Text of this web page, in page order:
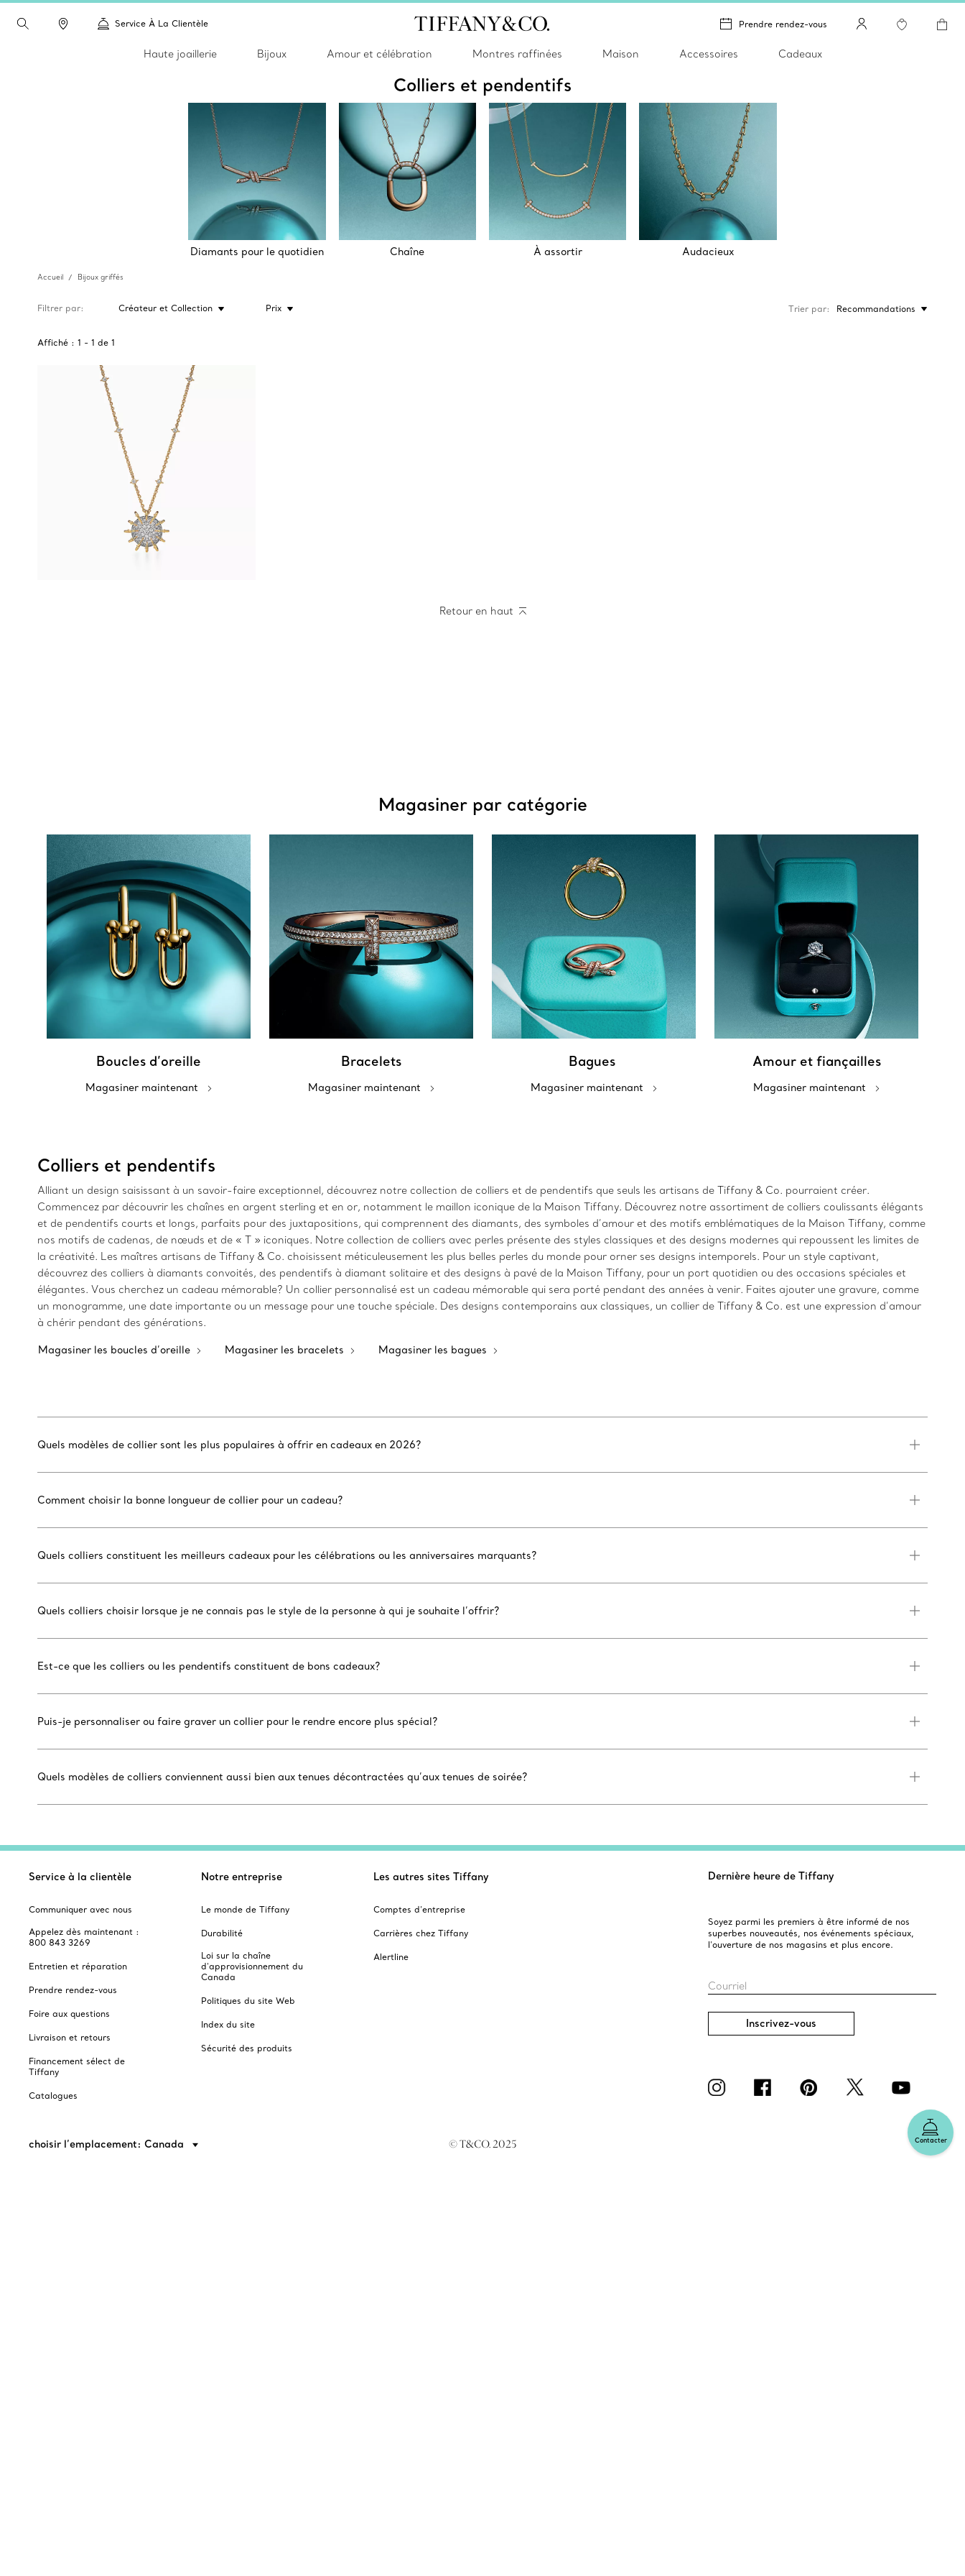
Service À La Clientèle Prendre rendez-vous
Haute joaillerie Bijoux Amour et célébration Montres raffinées Maison Accessoires Cadeaux
Colliers et pendentifs
Diamants pour le quotidien Chaîne À assortir Audacieux
Accueil Bijoux griffés
Filtrer par Créateur et Collection Prix
Affiché : 1 - 1 de 1
Trier par Recommandations
Retour en haut
Magasiner par catégorie
Boucles d’oreille
Magasiner maintenant
Bracelets
Magasiner maintenant
Bagues
Magasiner maintenant
Amour et fiançailles
Magasiner maintenant
Colliers et pendentifs
Alliant un design saisissant à un savoir-faire exceptionnel, découvrez notre collection de colliers et de pendentifs que seuls les artisans de Tiffany & Co. pourraient créer.
Commencez par découvrir les chaînes en argent sterling et en or, notamment le maillon iconique de la Maison Tiffany. Découvrez notre assortiment de colliers coulissants élégants
et de pendentifs courts et longs, parfaits pour des juxtapositions, qui comprennent des diamants, des symboles d’amour et des motifs emblématiques de la Maison Tiffany, comme
nos motifs de cadenas, de nœuds et de « T » iconiques. Notre collection de colliers avec perles présente des styles classiques et des designs modernes qui repoussent les limites de
la créativité. Les maîtres artisans de Tiffany & Co. choisissent méticuleusement les plus belles perles du monde pour orner ses designs intemporels. Pour un style captivant,
découvrez des colliers à diamants convoités, des pendentifs à diamant solitaire et des designs à pavé de la Maison Tiffany, pour un port quotidien ou des occasions spéciales et
élégantes. Vous cherchez un cadeau mémorable? Un collier personnalisé est un cadeau mémorable qui sera porté pendant des années à venir. Faites ajouter une gravure, comme
un monogramme, une date importante ou un message pour une touche spéciale. Des designs contemporains aux classiques, un collier de Tiffany & Co. est une expression d’amour
à chérir pendant des générations.
Magasiner les boucles d’oreille Magasiner les bracelets Magasiner les bagues
Quels modèles de collier sont les plus populaires à offrir en cadeaux en 2026?
Comment choisir la bonne longueur de collier pour un cadeau?
Quels colliers constituent les meilleurs cadeaux pour les célébrations ou les anniversaires marquants?
Quels colliers choisir lorsque je ne connais pas le style de la personne à qui je souhaite l’offrir?
Est-ce que les colliers ou les pendentifs constituent de bons cadeaux?
Puis-je personnaliser ou faire graver un collier pour le rendre encore plus spécial?
Quels modèles de colliers conviennent aussi bien aux tenues décontractées qu’aux tenues de soirée?
Contacter
Service à la clientèle
Communiquer avec nous
Appelez dès maintenant :
800 843 3269
Entretien et réparation
Prendre rendez-vous
Foire aux questions
Livraison et retours
Financement sélect de
Tiffany
Catalogues
Notre entreprise
Le monde de Tiffany
Durabilité
Loi sur la chaîne
d'approvisionnement du
Canada
Politiques du site Web
Index du site
Sécurité des produits
Les autres sites Tiffany
Comptes d’entreprise
Carrières chez Tiffany
Alertline
Dernière heure de Tiffany
Soyez parmi les premiers à être informé de nos
superbes nouveautés, nos événements spéciaux,
l’ouverture de nos magasins et plus encore.
Courriel
Inscrivez-vous
choisir l’emplacement: Canada © T&CO. 2025